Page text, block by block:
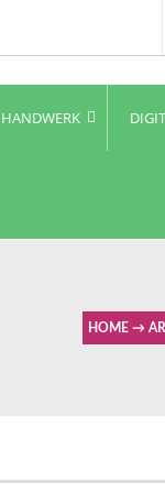
HANDWERK
HOME →